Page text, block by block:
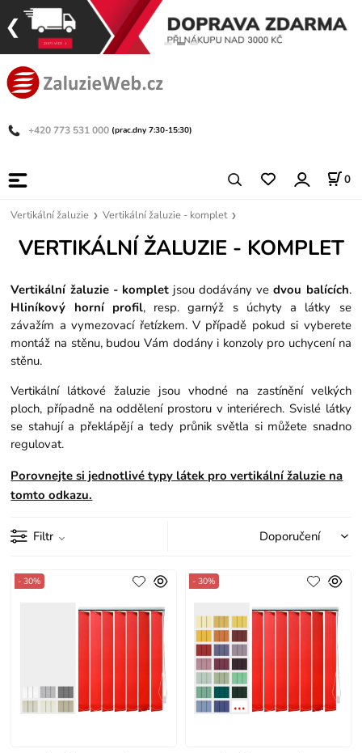
+420 773 531 000 (prac.dny 7:30-15:30)
0
Vertikální žaluzie Vertikální žaluzie - komplet
VERTIKÁLNÍ ŽALUZIE - KOMPLET
Vertikální žaluzie - kompletjsou dodávány vedvou balících.
Hliníkový horní profil, resp. garnýž s úchyty a látky se
závažím a vymezovací řetízkem. V případě pokud si vyberete
montáž na stěnu, budou Vám dodány i konzoly pro uchycení na
stěnu.
Vertikální látkové žaluzie jsou vhodné na zastínění velkých
ploch, případně na oddělení prostoru v interiérech. Svislé látky
se stahují a překlápějí a tedy průnik světla si můžete snadno
regulovat.
Porovnejte si jednotlivé typy látek pro vertikální žaluzie na
tomto odkazu.
Filtr
- 30% - 30%